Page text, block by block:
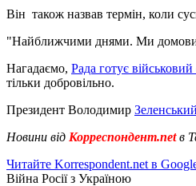
Він також назвав термін, коли
"Найближчими днями. Ми
Нагадаємо, Рада готує
тільки добровільно.
Президент Володимир
Новини від Корреспондент.netв
Читайте Korrespondent.net в
Війна Росії з Україною